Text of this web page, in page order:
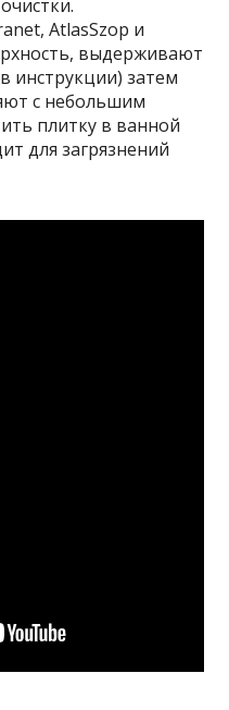
AtlasSzop и
выдерживают
инструкции) затем
с небольшим
плитку в ванной
для загрязнений